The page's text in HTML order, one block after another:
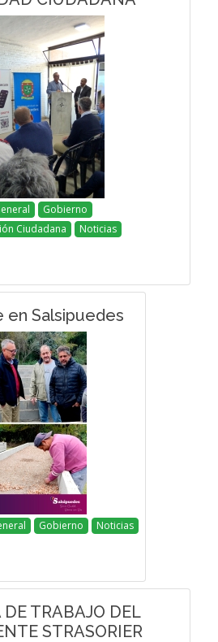
Gobierno
Ciudadana
Noticias
en Salsipuedes
Gobierno Noticias
TRABAJO DEL
STRASORIER